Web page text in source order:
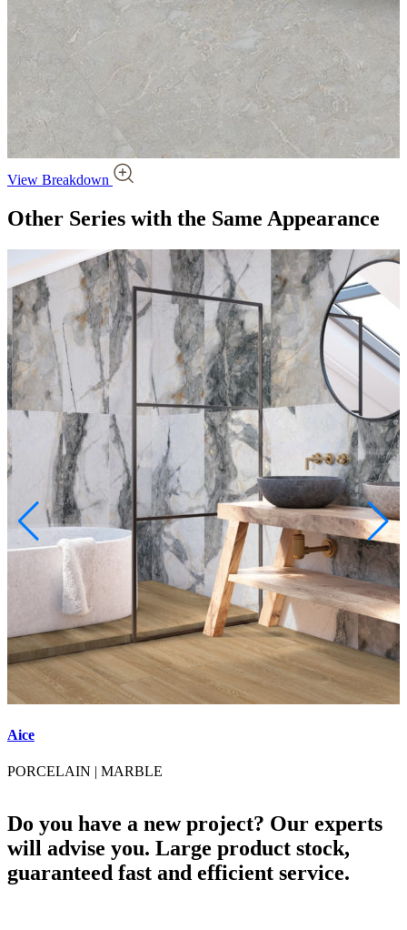
View Breakdown
Other Series with the Same Appearance
Aice
PORCELAIN | MARBLE
Do you have a new project? Our experts
will advise you. Large product stock,
guaranteed fast and efficient service.